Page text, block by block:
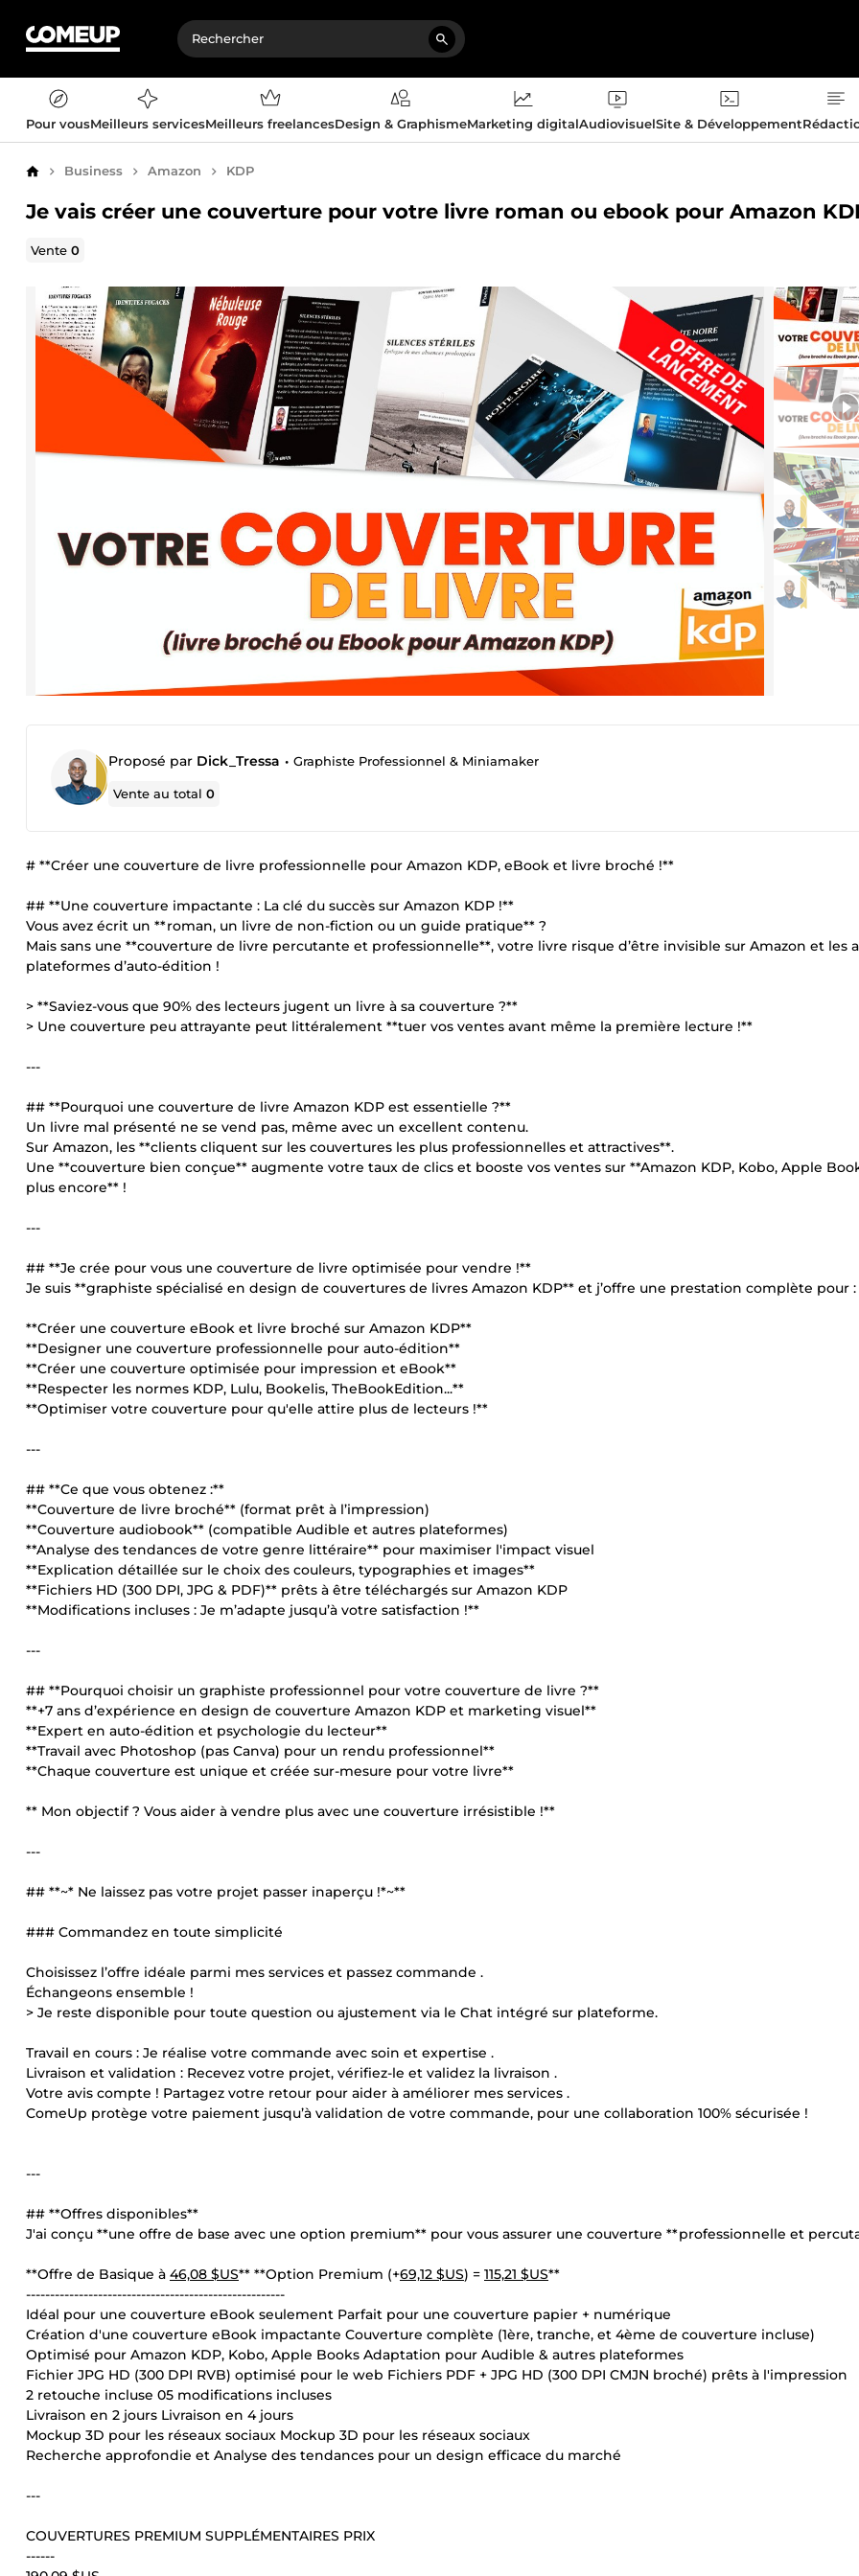
Pour vousMeilleurs servicesMeilleurs freelancesDesign & GraphismeMarketing digitalAudiovisuelSite & Développement
AccueilBusiness Amazon KDP
Je vais créer une couverture pour votre livre roman ou ebook pour Amazon
Vente0
Proposé par Dick_Tressa • Graphiste Professionnel & Miniamaker
Vente au total0
# **Créer une couverture de livre professionnelle pour Amazon KDP, eBook et livre broché !**
## **Une couverture impactante : La clé du succès sur Amazon KDP !**
Vous avez écrit un **roman, un livre de non-fiction ou un guide pratique** ?
Mais sans une **couverture de livre percutante et professionnelle**, votre livre risque d’être invisible sur Amazon et les
plateformes d’auto-édition !
> **Saviez-vous que 90% des lecteurs jugent un livre à sa couverture ?**
> Une couverture peu attrayante peut littéralement **tuer vos ventes avant même la première lecture !**
---
## **Pourquoi une couverture de livre Amazon KDP est essentielle ?**
Un livre mal présenté ne se vend pas, même avec un excellent contenu.
Sur Amazon, les **clients cliquent sur les couvertures les plus professionnelles et attractives**.
Une **couverture bien conçue** augmente votre taux de clics et booste vos ventes sur **Amazon KDP, Kobo, Apple
plus encore** !
---
## **Je crée pour vous une couverture de livre optimisée pour vendre !**
Je suis **graphiste spécialisé en design de couvertures de livres Amazon KDP** et j’offre une prestation complète pour :
**Créer une couverture eBook et livre broché sur Amazon KDP**
**Designer une couverture professionnelle pour auto-édition**
**Créer une couverture optimisée pour impression et eBook**
**Respecter les normes KDP, Lulu, Bookelis, TheBookEdition...**
**Optimiser votre couverture pour qu'elle attire plus de lecteurs !**
---
## **Ce que vous obtenez :**
**Couverture de livre broché** (format prêt à l’impression)
**Couverture audiobook** (compatible Audible et autres plateformes)
**Analyse des tendances de votre genre littéraire** pour maximiser l'impact visuel
**Explication détaillée sur le choix des couleurs, typographies et images**
**Fichiers HD (300 DPI, JPG & PDF)** prêts à être téléchargés sur Amazon KDP
**Modifications incluses : Je m’adapte jusqu’à votre satisfaction !**
---
## **Pourquoi choisir un graphiste professionnel pour votre couverture de livre ?**
**+7 ans d’expérience en design de couverture Amazon KDP et marketing visuel**
**Expert en auto-édition et psychologie du lecteur**
**Travail avec Photoshop (pas Canva) pour un rendu professionnel**
**Chaque couverture est unique et créée sur-mesure pour votre livre**
** Mon objectif ? Vous aider à vendre plus avec une couverture irrésistible !**
---
## **~* Ne laissez pas votre projet passer inaperçu !*~**
### Commandez en toute simplicité
Choisissez l’offre idéale parmi mes services et passez commande .
Échangeons ensemble !
> Je reste disponible pour toute question ou ajustement via le Chat intégré sur plateforme.
Travail en cours : Je réalise votre commande avec soin et expertise .
Livraison et validation : Recevez votre projet, vérifiez-le et validez la livraison .
Votre avis compte ! Partagez votre retour pour aider à améliorer mes services .
ComeUp protège votre paiement jusqu’à validation de votre commande, pour une collaboration 100% sécurisée !
---
## **Offres disponibles**
J'ai conçu **une offre de base avec une option premium** pour vous assurer une couverture **professionnelle et
**Offre de Basique à 46,08 $US** **Option Premium (+69,12 $US) = 115,21 $US**
------------------------------------------------------
Idéal pour une couverture eBook seulement Parfait pour une couverture papier + numérique
Création d'une couverture eBook impactante Couverture complète (1ère, tranche, et 4ème de couverture incluse)
Optimisé pour Amazon KDP, Kobo, Apple Books Adaptation pour Audible & autres plateformes
Fichier JPG HD (300 DPI RVB) optimisé pour le web Fichiers PDF + JPG HD (300 DPI CMJN broché) prêts à l'impression
2 retouche incluse 05 modifications incluses
Livraison en 2 jours Livraison en 4 jours
Mockup 3D pour les réseaux sociaux Mockup 3D pour les réseaux sociaux
Recherche approfondie et Analyse des tendances pour un design efficace du marché
---
COUVERTURES PREMIUM SUPPLÉMENTAIRES PRIX
------